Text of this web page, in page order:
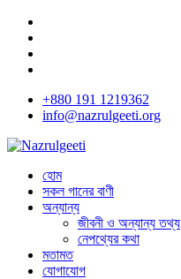
+880 191 1219362
info@nazrulgeeti.org
হোম
সকল গানের বাণী
অন্যান্য
জীবনী ও অন্যান্য তথ্য
নেপথ্যের কথা
মতামত
যোগাযোগ